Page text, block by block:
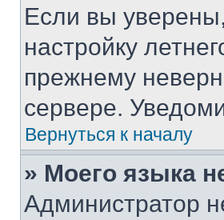
Если вы
настройку
прежнему
сервере.
Вернуться к началу
» Моего языка
Администратор